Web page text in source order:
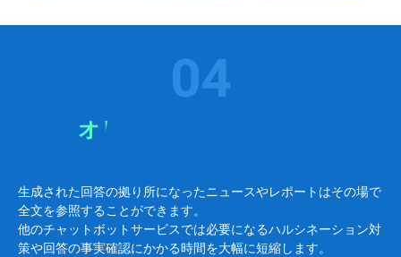
04
一次情報は
オリジナルコンテンツの
生成された回答の拠り所になったニュースやレポートはその場で
全文を参照することができます。
他のチャットボットサービスでは必要になるハルシネーション対
策や回答の事実確認にかかる時間を大幅に短縮します。